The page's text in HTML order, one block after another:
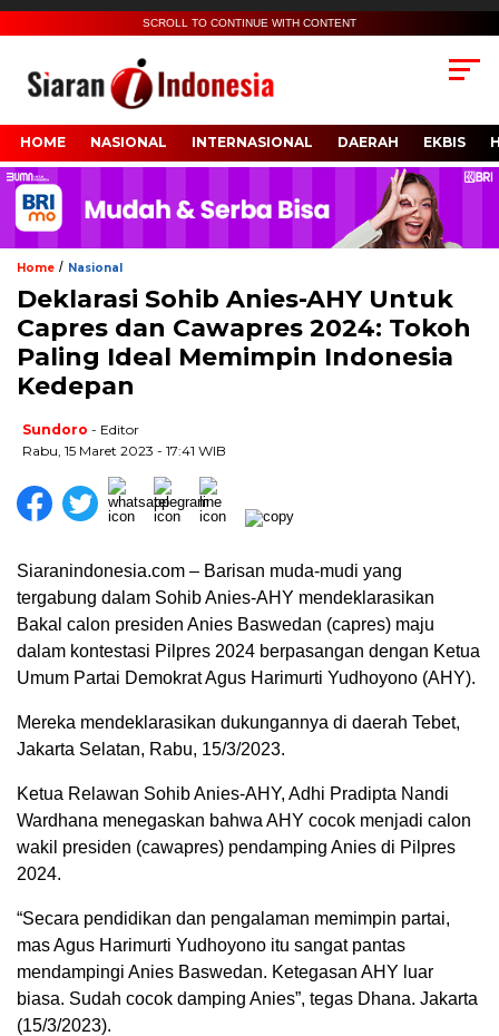
00:00
SCROLL TO CONTINUE WITH CONTENT
HOME NASIONAL INTERNASIONAL DAERAH EKBIS
Home / Nasional
Deklarasi Sohib Anies-AHY Untuk
Capres dan Cawapres 2024: Tokoh
Paling Ideal Memimpin Indonesia
Kedepan
Sundoro - Editor
Rabu, 15 Maret 2023 - 17:41 WIB
Siaranindonesia.com – Barisan muda-mudi yang
tergabung dalam Sohib Anies-AHY mendeklarasikan
Bakal calon presiden Anies Baswedan (capres) maju
dalam kontestasi Pilpres 2024 berpasangan dengan Ketua
Umum Partai Demokrat Agus Harimurti Yudhoyono (AHY).
Mereka mendeklarasikan dukungannya di daerah Tebet,
Jakarta Selatan, Rabu, 15/3/2023.
Ketua Relawan Sohib Anies-AHY, Adhi Pradipta Nandi
Wardhana menegaskan bahwa AHY cocok menjadi calon
wakil presiden (cawapres) pendamping Anies di Pilpres
2024.
“Secara pendidikan dan pengalaman memimpin partai,
mas Agus Harimurti Yudhoyono itu sangat pantas
mendampingi Anies Baswedan. Ketegasan AHY luar
biasa. Sudah cocok damping Anies”, tegas Dhana. Jakarta
(15/3/2023).